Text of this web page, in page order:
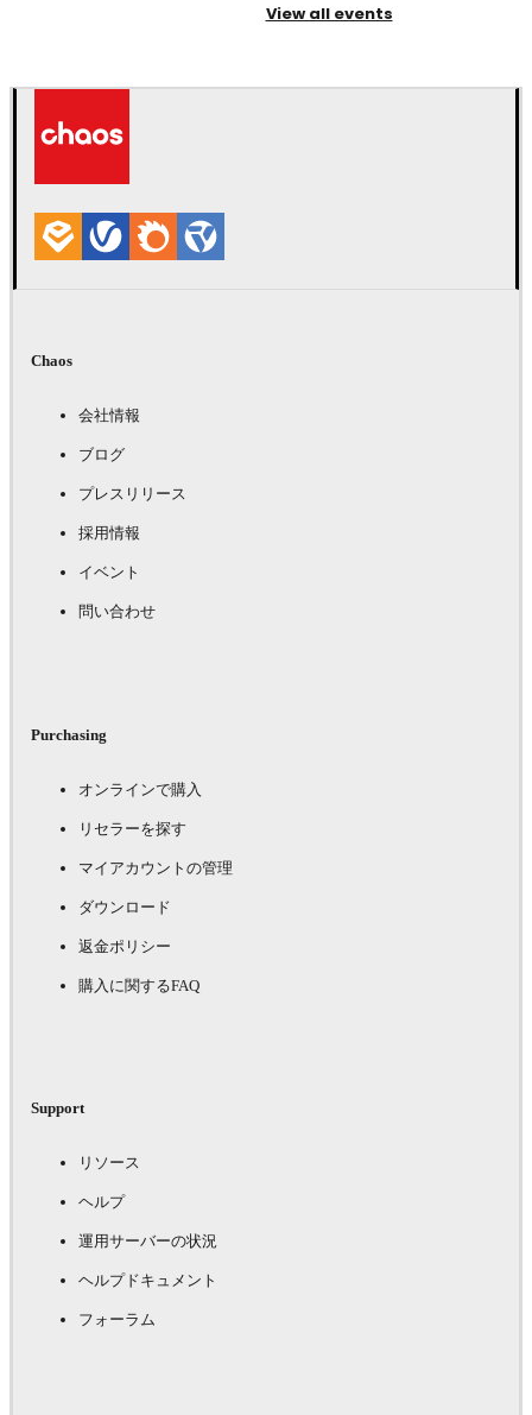
View all events
Chaos
会社情報
ブログ
プレスリリース
採用情報
イベント
問い合わせ
Purchasing
オンラインで購入
リセラーを探す
マイアカウントの管理
ダウンロード
返金ポリシー
購入に関するFAQ
Support
リソース
ヘルプ
運用サーバーの状況
ヘルプドキュメント
フォーラム